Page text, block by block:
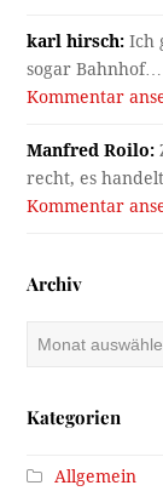
karl hirsch: Ich
sogar Bahnhof…
Kommentar
Manfred Roilo:
recht, es
Kommentar
Archiv
Archiv
Kategorien
Allgemein